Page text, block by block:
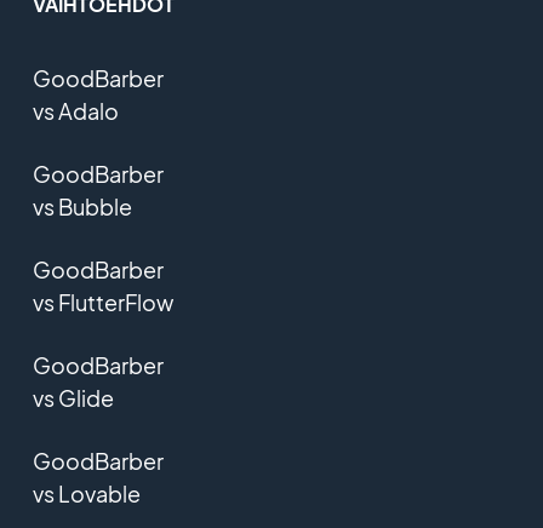
GoodBarber
vs Adalo
GoodBarber
vs Bubble
GoodBarber
vs FlutterFlow
GoodBarber
vs Glide
GoodBarber
vs Lovable